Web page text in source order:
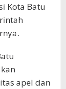
Kota Batu
apel dan